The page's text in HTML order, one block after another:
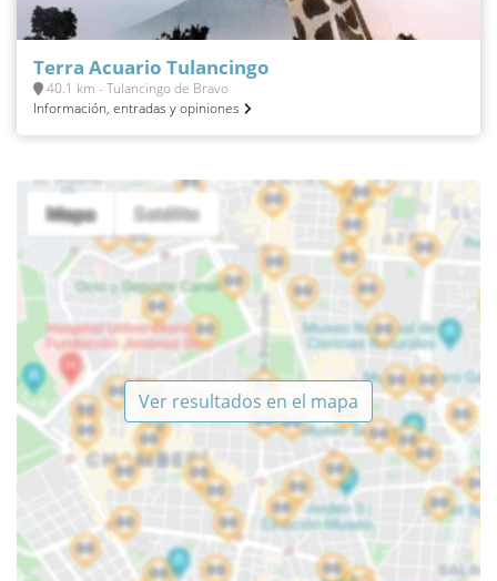
Terra Acuario Tulancingo
40.1 km - Tulancingo de Bravo
Información, entradas y opiniones
Ver resultados en el mapa